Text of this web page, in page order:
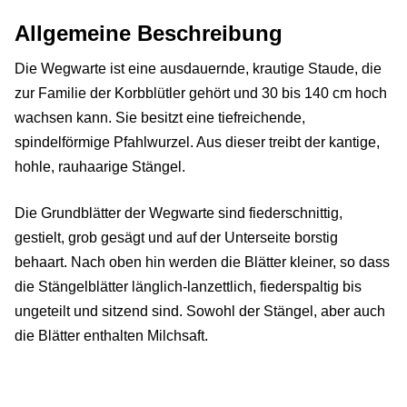
Allgemeine Beschreibung
Die Wegwarte ist eine ausdauernde, krautige Staude, die
zur Familie der Korbblütler gehört und 30 bis 140 cm hoch
wachsen kann. Sie besitzt eine tiefreichende,
spindelförmige Pfahlwurzel. Aus dieser treibt der kantige,
hohle, rauhaarige Stängel.
Die Grundblätter der Wegwarte sind fiederschnittig,
gestielt, grob gesägt und auf der Unterseite borstig
behaart. Nach oben hin werden die Blätter kleiner, so dass
die Stängelblätter länglich-lanzettlich, fiederspaltig bis
ungeteilt und sitzend sind. Sowohl der Stängel, aber auch
die Blätter enthalten Milchsaft.